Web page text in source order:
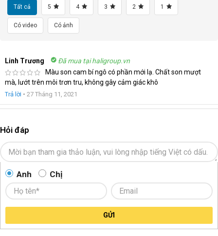
Tất cả 5 4 3 2 1
Có video Có ảnh
Linh Trương
Đã mua tại haligroup.vn
Màu son cam bí ngô có phần mới lạ. Chất son mượt
mà, lướt trên môi trơn tru, không gây cảm giác khô
Trả lời • 27 Tháng 11, 2021
Hỏi đáp
Anh Chị
GỬI